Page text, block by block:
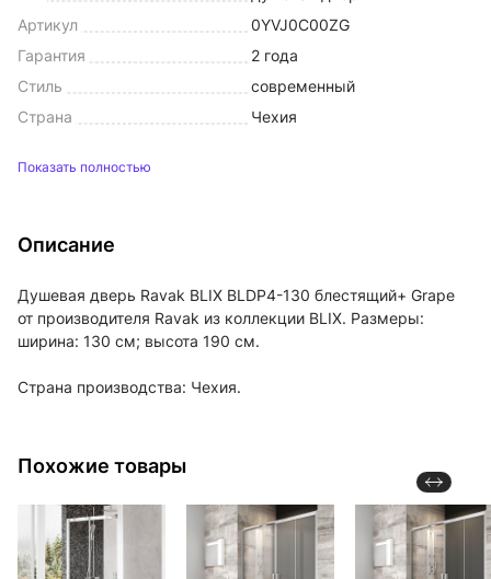
Артикул
0YVJ0C00ZG
Гарантия
2 года
Стиль
современный
Страна
Чехия
Показать полностью
Описание
Душевая дверь Ravak BLIX BLDP4-130 блестящий+ Grape
от производителя Ravak из коллекции BLIX. Размеры:
ширина: 130 см; высота 190 см.
Страна производства: Чехия.
Похожие товары